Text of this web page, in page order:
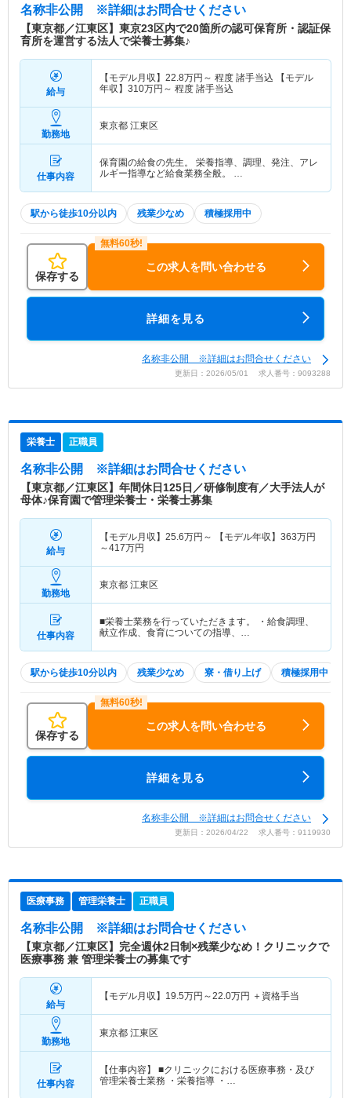
名称非公開 ※詳細はお問合せください
【東京都／江東区】東京23区内で20箇所の認可保育所・認証保
育所を運営する法人で栄養士募集♪
給与
【モデル月収】 22.8万円～ 程度 諸手当込 【モデル
年収】 310万円～ 程度 諸手当込
勤務地
東京都 江東区
仕事内容
保育園の給食の先生。 栄養指導、調理、発注、アレ
ルギー指導など給食業務全般。 …
駅から徒歩10分以内 残業少なめ 積極採用中
保存する
この求人を問い合わせる
詳細を見る
名称非公開 ※詳細はお問合せください
更新日：2026/05/01 求人番号：9093288
栄養士 正職員
名称非公開 ※詳細はお問合せください
【東京都／江東区】年間休日125日／研修制度有／大手法人が
母体♪保育園で管理栄養士・栄養士募集
給与
【モデル月収】 25.6万円～ 【モデル年収】 363万円
～417万円
勤務地
東京都 江東区
仕事内容
■栄養士業務を行っていただきます。 ・給食調理、
献立作成、食育についての指導、…
駅から徒歩10分以内 残業少なめ 寮・借り上げ 積極採用中
保存する
この求人を問い合わせる
詳細を見る
名称非公開 ※詳細はお問合せください
更新日：2026/04/22 求人番号：9119930
医療事務 管理栄養士 正職員
名称非公開 ※詳細はお問合せください
【東京都／江東区】完全週休2日制×残業少なめ！クリニックで
医療事務 兼 管理栄養士の募集です
給与
【モデル月収】 19.5万円～22.0万円 ＋資格手当
勤務地
東京都 江東区
仕事内容
【仕事内容】 ■クリニックにおける医療事務・及び
管理栄養士業務 ・栄養指導 ・…